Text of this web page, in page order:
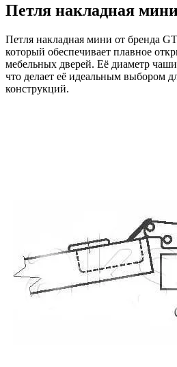
Петля накладная
Петля накладная мини от бренда
который обеспечивает плавное
мебельных дверей. Её диаметр чаши
что делает её идеальным выбором
конструкций.